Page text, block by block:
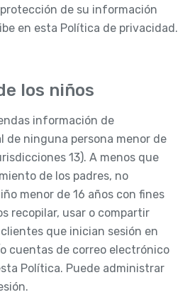
de su información
en esta Política de privacidad.
los niños
información de
de ninguna persona menor de
13). A menos que
de los padres, no
menor de 16 años con fines
recopilar, usar o compartir
que inician sesión en
cuentas de correo electrónico
Política. Puede administrar